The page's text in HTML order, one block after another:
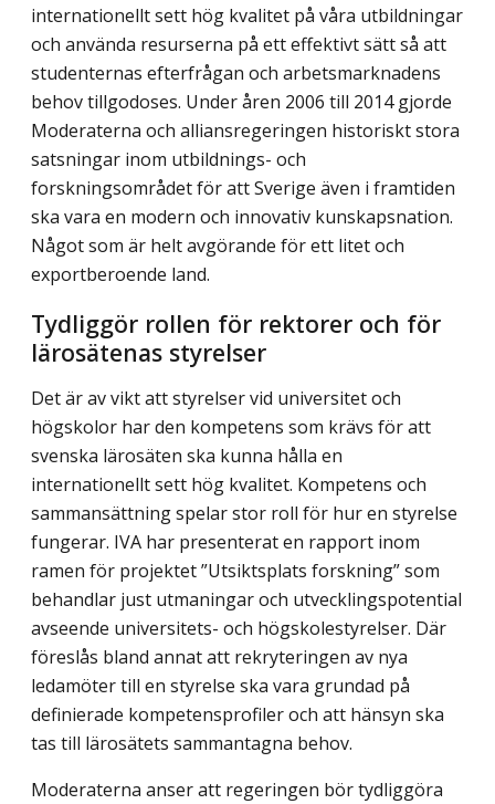
internationellt sett hög kvalitet på våra utbildningar
och använda resurserna på ett effektivt sätt så att
studenternas efterfrågan och arbetsmarknadens
behov tillgodoses. Under åren 2006 till 2014 gjorde
Moderaterna och alliansregeringen historiskt stora
satsningar inom utbildnings- och
forskningsområdet för att Sverige även i framtiden
ska vara en modern och innovativ kunskapsnation.
Något som är helt avgörande för ett litet och
exportberoende land.
Tydliggör rollen för rektorer och för
lärosätenas styrelser
Det är av vikt att styrelser vid universitet och
högskolor har den kompetens som krävs för att
svenska lärosäten ska kunna hålla en
internationellt sett hög kvalitet. Kompetens och
sammansättning spelar stor roll för hur en styrelse
fungerar. IVA har presenterat en rapport inom
ramen för projektet ”Utsiktsplats forskning” som
behandlar just ut­maningar och utvecklingspotential
avseende universitets- och högskolestyrelser. Där
föreslås bland annat att rekryteringen av nya
ledamöter till en styrelse ska vara grundad på
definierade kompetensprofiler och att hänsyn ska
tas till lärosätets sammantagna behov.
Moderaterna anser att regeringen bör tydliggöra